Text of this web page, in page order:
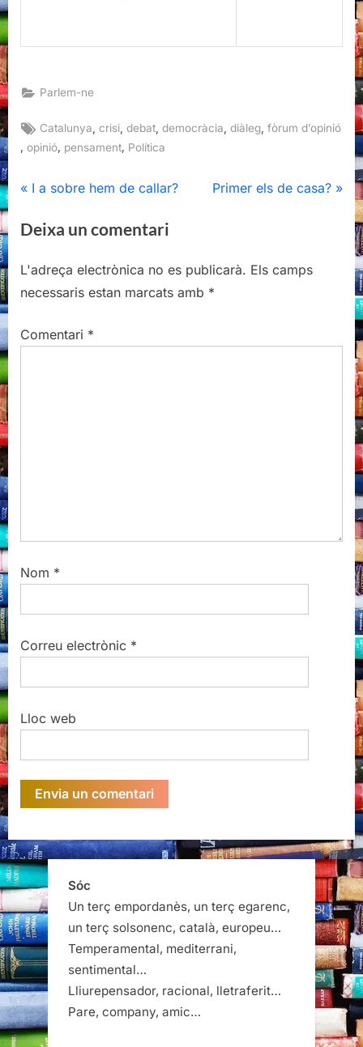
Parlem-ne
Tags:
Catalunya ,crisi ,debat ,democràcia ,diàleg ,fòrum d’opinió
, opinió, pensament, Política
Navegació
d'entrades
P
e
i
o
s
I a sobre hem de callar?
N
P
t
Primer els de casa?
Deixa un comentari
L'adreça electrònica no es publicarà. Els camps
necessaris estan marcats amb *
Comentari *
Nom *
Correu electrònic *
Lloc web
Sóc
Un terç empordanès, un terç egarenc,
un terç solsonenc, català, europeu…
Temperamental, mediterrani,
sentimental…
Lliurepensador, racional, lletraferit…
Pare, company, amic…